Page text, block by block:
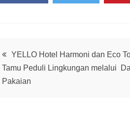
Post
navigation
YELLO Hotel Harmoni dan Eco
Tamu Peduli Lingkungan melalui
Pakaian